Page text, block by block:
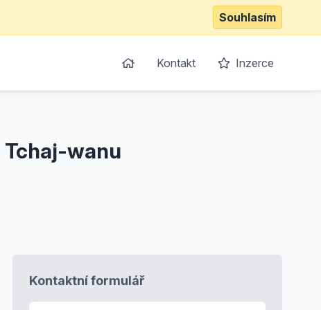
Souhlasím
Kontakt Inzerce
Tchaj-wanu
Kontaktní formulář